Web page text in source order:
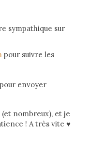
sympathique sur
pour suivre les
envoyer
(et nombreux), et je
! A très vite ♥